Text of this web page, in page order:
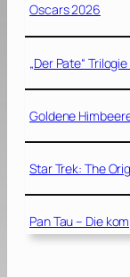
Oscars 2026
„Der Pate“
Goldene
Star Trek: The
Pan Tau – Die